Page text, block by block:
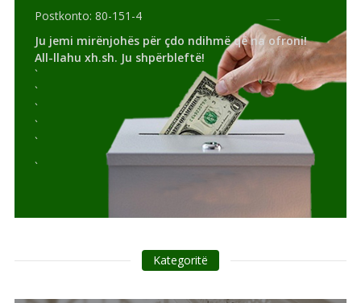
Postkonto: 80-151-4
Ju jemi mirënjohës për çdo ndihmë që na ofroni!
All-llahu xh.sh. Ju shpërbleftë!
`
`
`
`
`
`
Kategoritë